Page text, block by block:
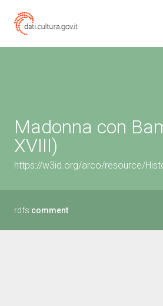
Madonna con
XVIII)
https://w3id.org/arco/resource/
rdfs:comment